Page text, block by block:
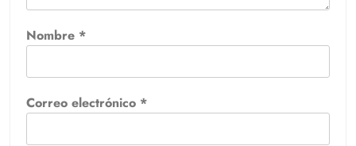
Nombre *
Correo electrónico *